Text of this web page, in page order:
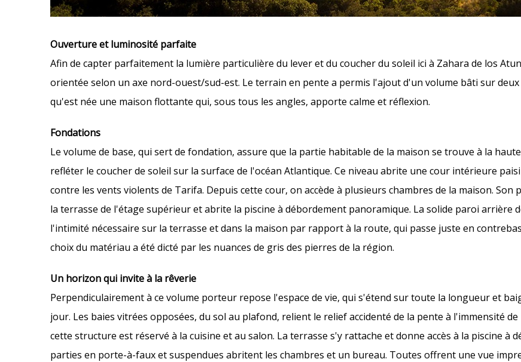
Ouverture et luminosité parfaite
Afin de capter parfaitement la lumière particulière du lever et du coucher du soleil ici à Zahara de los
orientée selon un axe nord-ouest/sud-est. Le terrain en pente a permis l'ajout d'un volume bâti sur deux
qu'est née une maison flottante qui, sous tous les angles, apporte calme et réflexion.
Fondations
Le volume de base, qui sert de fondation, assure que la partie habitable de la maison se trouve à la
refléter le coucher de soleil sur la surface de l'océan Atlantique. Ce niveau abrite une cour intérieure
contre les vents violents de Tarifa. Depuis cette cour, on accède à plusieurs chambres de la maison.
la terrasse de l'étage supérieur et abrite la piscine à débordement panoramique. La solide paroi arrière
l'intimité nécessaire sur la terrasse et dans la maison par rapport à la route, qui passe juste en
choix du matériau a été dicté par les nuances de gris des pierres de la région.
Un horizon qui invite à la rêverie
Perpendiculairement à ce volume porteur repose l'espace de vie, qui s'étend sur toute la longueur et
jour. Les baies vitrées opposées, du sol au plafond, relient le relief accidenté de la pente à l'immensité de
cette structure est réservé à la cuisine et au salon. La terrasse s'y rattache et donne accès à la piscine à
parties en porte-à-faux et suspendues abritent les chambres et un bureau. Toutes offrent une vue